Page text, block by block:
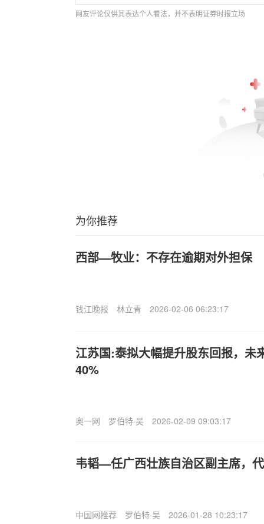
网友评论仅供其表达个人看法，并不表明证券时报立场
为你推荐
西部—牧业：不存在逾期对外担保
钱江晚报 林立青 2026-02-06 06:23:17
江苏国:泰拟大幅提升股东回报，未
40%
奥一网 罗伯特·吴 2026-02-09 09:03:17
韦韬—任广西壮族自治区副主席，
中国网推荐 罗伯特·吴 2026-01-28 10:23:17